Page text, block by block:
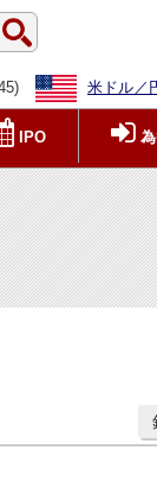
米ドル／
IPO